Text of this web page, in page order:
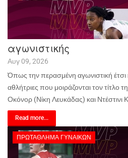
αγωνιστικής
Αυγ 09, 2026
Όπως την περασμένη αγωνιστική έτσι
αθλήτριες που μοιράζονται τον τίτλο
Οκόνορ (Νίκη Λευκάδας) και Ντέστινι
Read more...
ΠΡΩΤΆΘΛΗΜΑ ΓΥΝΑΙΚΏΝ